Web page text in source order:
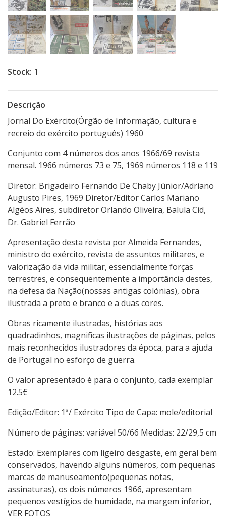
Stock: 1
Descrição
Jornal Do Exército(Órgão de Informação, cultura e
recreio do exército português) 1960
Conjunto com 4 números dos anos 1966/69 revista
mensal. 1966 números 73 e 75, 1969 números 118 e 119
Diretor: Brigadeiro Fernando De Chaby Júnior/Adriano
Augusto Pires, 1969 Diretor/Editor Carlos Mariano
Algéos Aires, subdiretor Orlando Oliveira, Balula Cid,
Dr. Gabriel Ferrão
Apresentação desta revista por Almeida Fernandes,
ministro do exército, revista de assuntos militares, e
valorização da vida militar, essencialmente forças
terrestres, e consequentemente a importância destes,
na defesa da Nação(nossas antigas colónias), obra
ilustrada a preto e branco e a duas cores.
Obras ricamente ilustradas, histórias aos
quadradinhos, magnificas ilustrações de páginas, pelos
mais reconhecidos ilustradores da época, para a ajuda
de Portugal no esforço de guerra.
O valor apresentado é para o conjunto, cada exemplar
12.5€
Edição/Editor: 1ª/ Exército Tipo de Capa: mole/editorial
Número de páginas: variável 50/66 Medidas: 22/29,5 cm
Estado: Exemplares com ligeiro desgaste, em geral bem
conservados, havendo alguns números, com pequenas
marcas de manuseamento(pequenas notas,
assinaturas), os dois números 1966, apresentam
pequenos vestígios de humidade, na margem inferior,
VER FOTOS